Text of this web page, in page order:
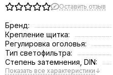
Оставить отзыв
Бренд:
Крепление щитка:
Регулировка оголовья:
Тип светофильтра:
Степень затемнения, DIN:
Показать все характеристики ↓